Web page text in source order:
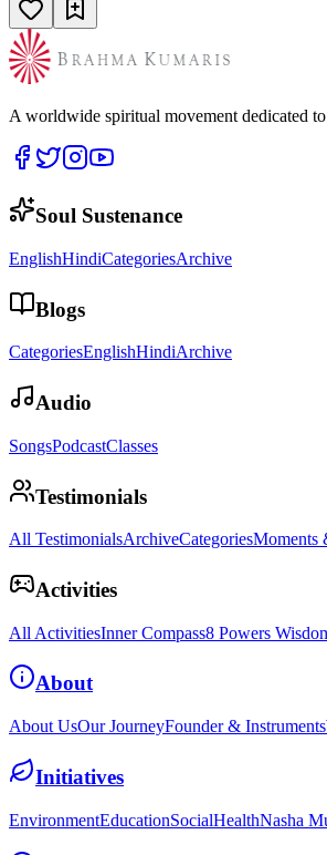
A worldwide spiritual movement dedicated
Soul Sustenance
EnglishHindiCategoriesArchive
Blogs
CategoriesEnglishHindiArchive
Audio
SongsPodcastClasses
Testimonials
All TestimonialsArchiveCategoriesMoments
Activities
All ActivitiesInner Compass8 Powers
About
About UsOur JourneyFounder & Instruments
Initiatives
EnvironmentEducationSocialHealthNasha